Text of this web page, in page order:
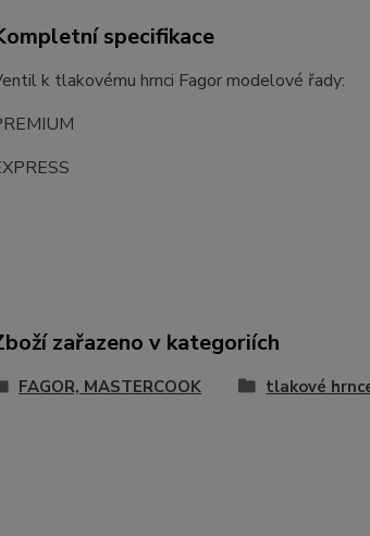
specifikace
k tlakovému hrnci Fagor modelové řady:
zařazeno v kategoriích
FAGOR, MASTERCOOK tlakové